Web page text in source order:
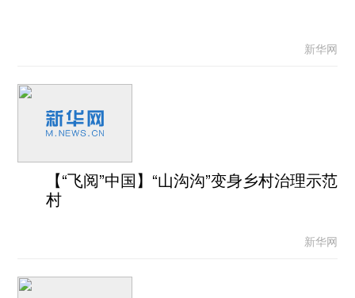
新华网
【“飞阅”中国】“山沟沟”变身乡村治理示范
村
新华网